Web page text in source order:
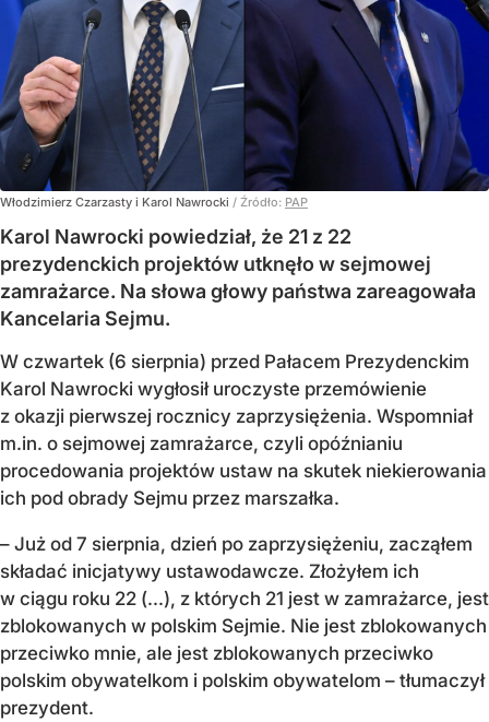
Włodzimierz Czarzasty i Karol Nawrocki / Źródło: PAP
Karol Nawrocki powiedział, że 21 z 22
prezydenckich projektów utknęło w sejmowej
zamrażarce. Na słowa głowy państwa zareagowała
Kancelaria Sejmu.
W czwartek (6 sierpnia) przed Pałacem Prezydenckim
Karol Nawrocki wygłosił uroczyste przemówienie
z okazji pierwszej rocznicy zaprzysiężenia. Wspomniał
m.in. o sejmowej zamrażarce, czyli opóźnianiu
procedowania projektów ustaw na skutek niekierowania
ich pod obrady Sejmu przez marszałka.
– Już od 7 sierpnia, dzień po zaprzysiężeniu, zacząłem
składać inicjatywy ustawodawcze. Złożyłem ich
w ciągu roku 22 (...), z których 21 jest w zamrażarce, jest
zblokowanych w polskim Sejmie. Nie jest zblokowanych
przeciwko mnie, ale jest zblokowanych przeciwko
polskim obywatelkom i polskim obywatelom – tłumaczył
prezydent.